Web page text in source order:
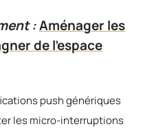
:Aménager les
de l'espace
push génériques
les micro-interruptions